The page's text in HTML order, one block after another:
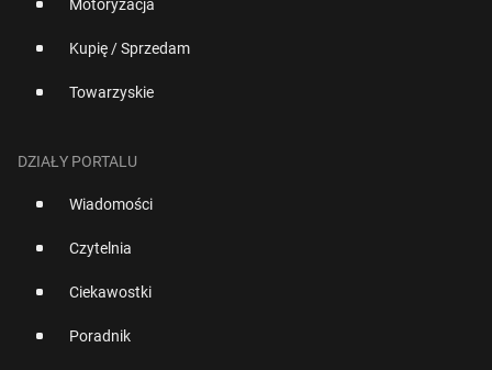
Motoryzacja
Kupię / Sprzedam
Towarzyskie
DZIAŁY PORTALU
Wiadomości
Czytelnia
Ciekawostki
Poradnik